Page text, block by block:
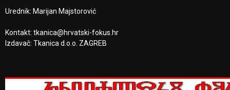
Urednik: Marijan Majstorović
Kontakt: tkanica@hrvatski-fokus.hr
Izdavač: Tkanica d.o.o. ZAGREB